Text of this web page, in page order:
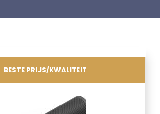
BESTE PRIJS/KWALITEIT